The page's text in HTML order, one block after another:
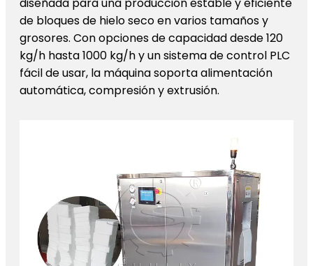
de bloques de hielo seco en varios tamaños y
grosores. Con opciones de capacidad desde 120
kg/h hasta 1000 kg/h y un sistema de control PLC
fácil de usar, la máquina soporta alimentación
automática, compresión y extrusión.